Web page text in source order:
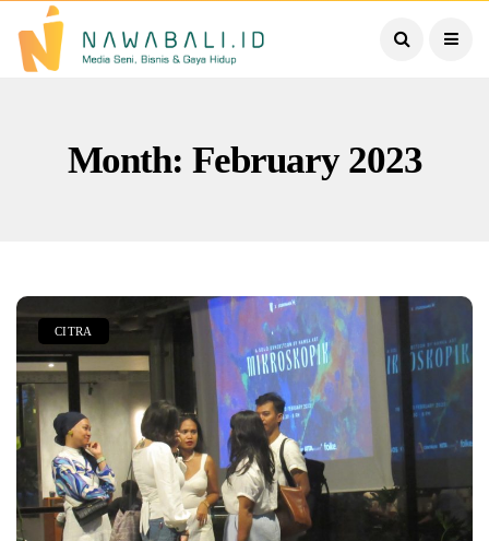
Month: February 2023
CITRA